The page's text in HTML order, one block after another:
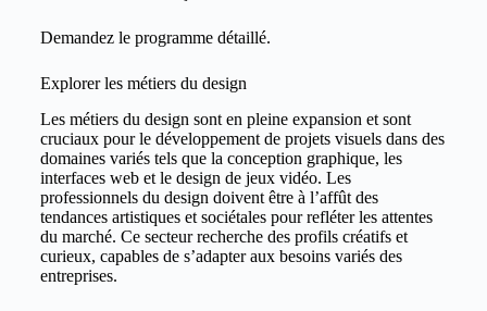
Demandez le programme détaillé.
Explorer les métiers du design
Les métiers du design sont en pleine expansion et sont
cruciaux pour le développement de projets visuels dans des
domaines variés tels que la conception graphique, les
interfaces web et le design de jeux vidéo. Les
professionnels du design doivent être à l’affût des
tendances artistiques et sociétales pour refléter les attentes
du marché. Ce secteur recherche des profils créatifs et
curieux, capables de s’adapter aux besoins variés des
entreprises.